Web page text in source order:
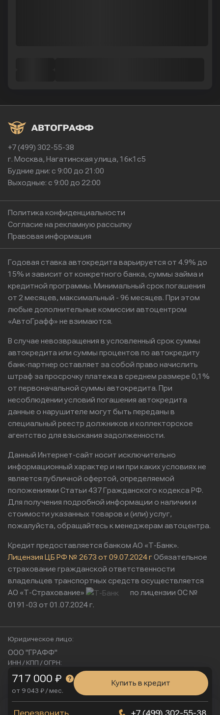
717 000 ₽
от 9 043 ₽ / мес.
Купить в кредит
+7 (499) 302-55-38
г. Москва, Нагатинская улица, 16к1с5
Будние дни: с 9:00 до 21:00
Выходные: с 9:00 до 22:00
Политика конфиденциальности
Согласие на рекламную рассылку
Правовая информация
Годовая ставка автокредита варьируется от 4.9% до
15% и зависит от конкретного банка, суммы займа и
кредитной программы. Минимальный срок погашения
от 2 месяцев, максимальный - 96 месяцев. При этом
любые дополнительные комиссии автоцентром
«АвтоГрафф» не взимаются.
В случае невозвращения в условленный срок суммы
автокредита или суммы процентов по автокредиту
банк-партнер оставляет за собой право начислить
штраф за просрочку платежа в среднем размере 0,1%
от первоначальной суммы автокредита. При
несоблюдении условий погашения автокредита
данные о нарушителе могут быть переданы в
специальный реестр должников и коллекторское
агентство для взыскания задолженности.
Данный Интернет-сайт носит исключительно
информационный характер и ни при каких условиях не
является публичной офертой, определяемой
положениями Статьи 437 Гражданского кодекса РФ.
Для получения подробной информации о наличии и
стоимости указанных товаров и (или) услуг,
пожалуйста, обращайтесь к менеджерам автоцентра.
Кредит предоставляется банком АО «Т-Банк».
Лицензия ЦБ РФ № 2673 от 09.07.2024 гОбязательное
страхование гражданской ответственности
владельцев транспортных средств осуществляется
АО «Т-Страхование»
по лицензии ОС №
0191-03 от 01.07.2024 г.
Юридическое лицо:
ООО "ГРАФФ"
ИНН / КПП / ОГРН:
9724221770 / 772401001 / 1257700252028
Юридический адрес:
115230, Россия, г. Москва, ул. Нагатинская, д. 2, п. 16/2
Физический адрес:
Мы используем cookies